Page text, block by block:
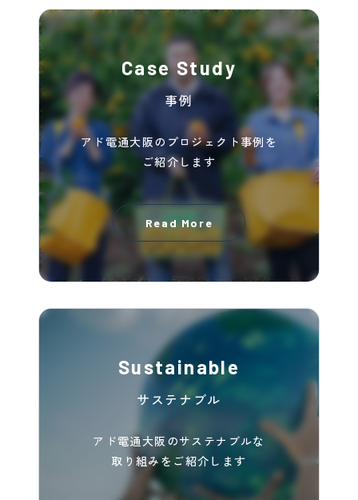
Case Study
事例
アド電通大阪のプロジェクト事例を
ご紹介します
Read More
Sustainable
サステナブル
アド電通大阪のサステナブルな
取り組みを ご紹介します